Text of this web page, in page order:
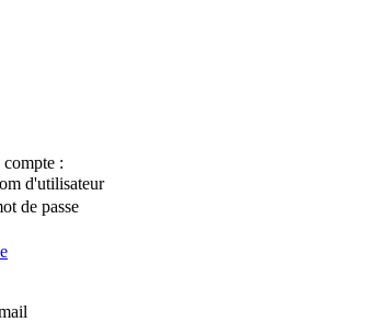
:
d'utilisateur
de passe